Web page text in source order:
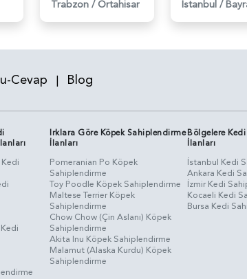
Trabzon / Ortahisar
İstanbul /
Cevap | Blog
Irklara Göre Köpek Sahiplendirme
İlanları
Pomeranian Po Köpek
Sahiplendirme
Toy Poodle Köpek Sahiplendirme
Maltese Terrier Köpek
Sahiplendirme
Chow Chow (Çin Aslanı) Köpek
Sahiplendirme
Akita Inu Köpek Sahiplendirme
Malamut (Alaska Kurdu) Köpek
Sahiplendirme
Bölgelere
İlanları
İstanbul Kedi
Ankara Kedi
İzmir Kedi
Kocaeli Kedi
Bursa Kedi